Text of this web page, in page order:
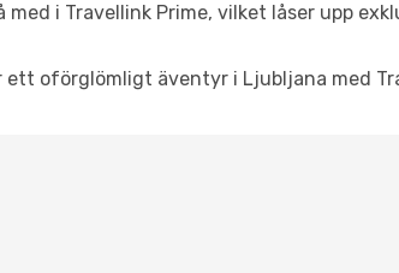
i Travellink Prime, vilket låser upp
ett oförglömligt äventyr i Ljubljana med